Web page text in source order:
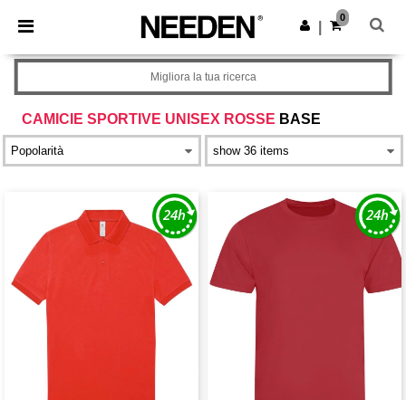
× App Needen
Prezzi migliori sull'app!
Scarica app
0
CAMICIE SPORTIVE UNISEX ROSSE BASE
Migliora la tua ricerca